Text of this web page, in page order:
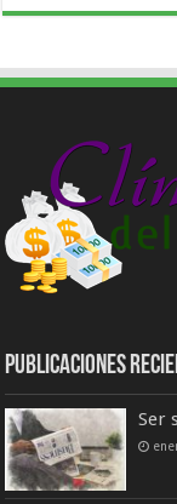
Publicaciones
Ser